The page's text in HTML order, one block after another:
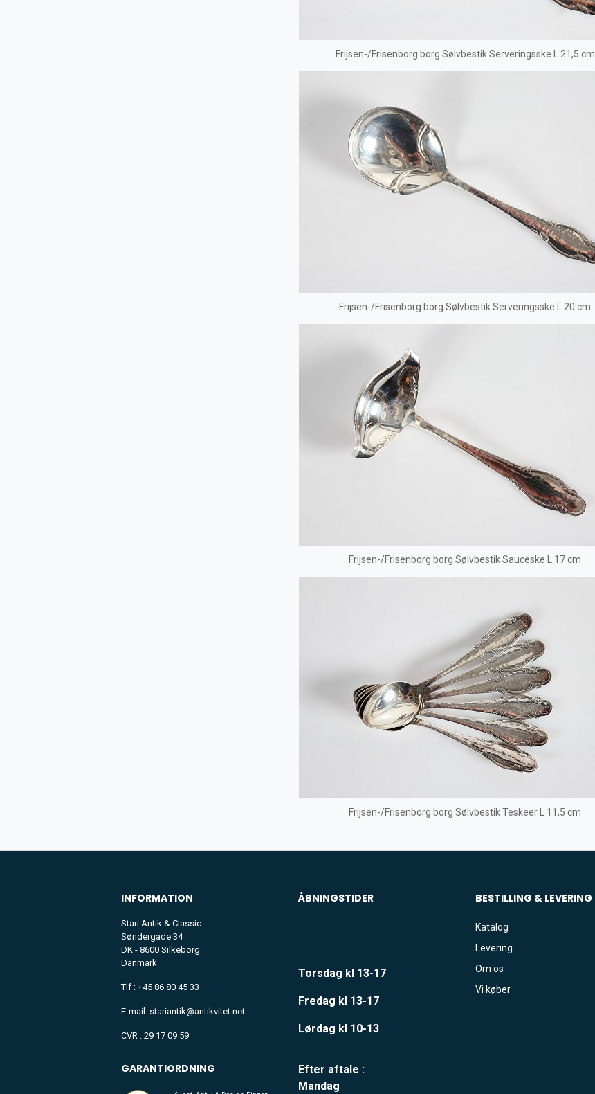
Frijsen-/Frisenborg borg Sølvbestik Serveringsske L 21,5 cm
Frijsen-/Frisenborg borg Sølvbestik Serveringsske L 20 cm
Frijsen-/Frisenborg borg Sølvbestik Sauceske L 17 cm
Frijsen-/Frisenborg borg Sølvbestik Teskeer L 11,5 cm
INFORMATION
Stari Antik & Classic
Søndergade 34
DK - 8600 Silkeborg
Danmark
Tlf : +45 86 80 45 33
E-mail: stariantik@antikvitet.net
CVR : 29 17 09 59
GARANTIORDNING
ÅBNINGSTIDER
Torsdag kl 13-17
Fredag kl 13-17
Lørdag kl 10-13
Efter aftale :
Mandag
BESTILLING & LEVERING
Katalog
Levering
Om os
Vi køber